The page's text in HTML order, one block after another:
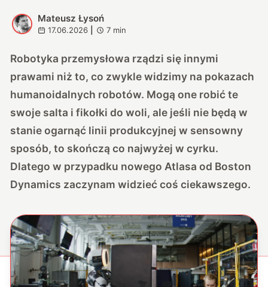
M
Mateusz Łysoń
17.06.2026 7 min
Robotyka przemysłowa rządzi się innymi
prawami niż to, co zwykle widzimy na pokazach
humanoidalnych robotów. Mogą one robić te
swoje salta i fikołki do woli, ale jeśli nie będą w
stanie ogarnąć linii produkcyjnej w sensowny
sposób, to skończą co najwyżej w cyrku.
Dlatego w przypadku nowego Atlasa od Boston
Dynamics zaczynam widzieć coś ciekawszego.